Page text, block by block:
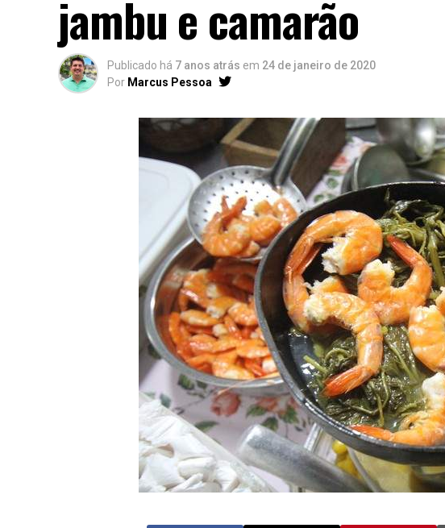
jambu e camarão
Publicado há 7 anos atrás em 24 de janeiro de 2020
Por Marcus Pessoa